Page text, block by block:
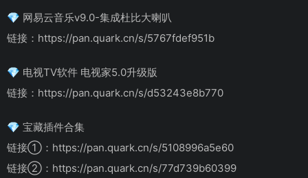
💎 网易云音乐v9.0-集成杜比大喇叭
链接：https://pan.quark.cn/s/5767fdef951b
💎 电视TV软件 电视家5.0升级版
链接：https://pan.quark.cn/s/d53243e8b770
💎 宝藏插件合集
链接①：https://pan.quark.cn/s/5108996a5e60
链接②：https://pan.quark.cn/s/77d739b60399